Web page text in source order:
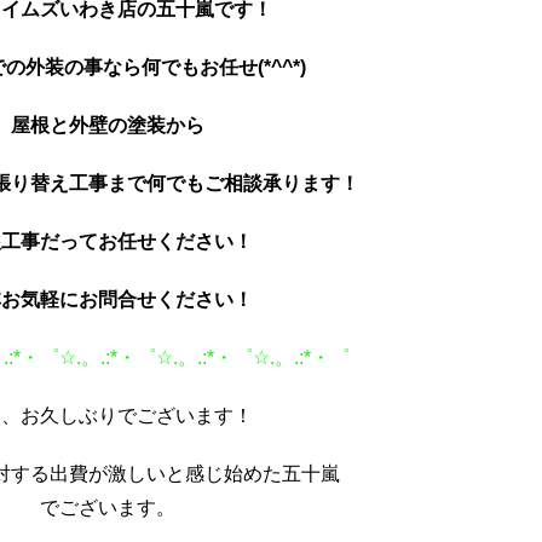
ムズいわき店の五十嵐です！
の外装の事なら何でもお任せ(*^^*)
屋根と外壁の塗装から
り替え工事まで何でもご相談承ります！
事だってお任せください！
気軽にお問合せください！
・゜☆.。.:*・゜☆.。.:*・゜☆.。.:*・゜
お久しぶりでございます！
する出費が激しいと感じ始めた五十嵐
でございます。